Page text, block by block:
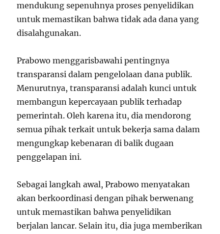
mendukung sepenuhnya proses penyelidikan
untuk memastikan bahwa tidak ada dana yang
disalahgunakan.
Prabowo menggarisbawahi pentingnya
transparansi dalam pengelolaan dana publik.
Menurutnya, transparansi adalah kunci untuk
membangun kepercayaan publik terhadap
pemerintah. Oleh karena itu, dia mendorong
semua pihak terkait untuk bekerja sama dalam
mengungkap kebenaran di balik dugaan
penggelapan ini.
Sebagai langkah awal, Prabowo menyatakan
akan berkoordinasi dengan pihak berwenang
untuk memastikan bahwa penyelidikan
berjalan lancar. Selain itu, dia juga memberikan